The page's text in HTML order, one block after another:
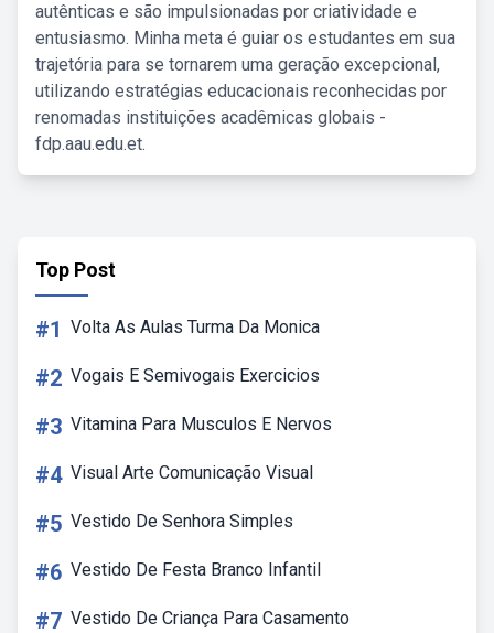
autênticas e são impulsionadas por criatividade e
entusiasmo. Minha meta é guiar os estudantes em sua
trajetória para se tornarem uma geração excepcional,
utilizando estratégias educacionais reconhecidas por
renomadas instituições acadêmicas globais -
fdp.aau.edu.et.
Top Post
#1 Volta As Aulas Turma Da Monica
#2 Vogais E Semivogais Exercicios
#3 Vitamina Para Musculos E Nervos
#4 Visual Arte Comunicação Visual
#5 Vestido De Senhora Simples
#6 Vestido De Festa Branco Infantil
#7 Vestido De Criança Para Casamento